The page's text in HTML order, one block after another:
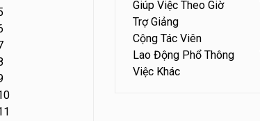
Giúp Việc Theo Giờ
Trợ Giảng
Cộng Tác Viên
Lao Động Phổ Thông
Việc Khác